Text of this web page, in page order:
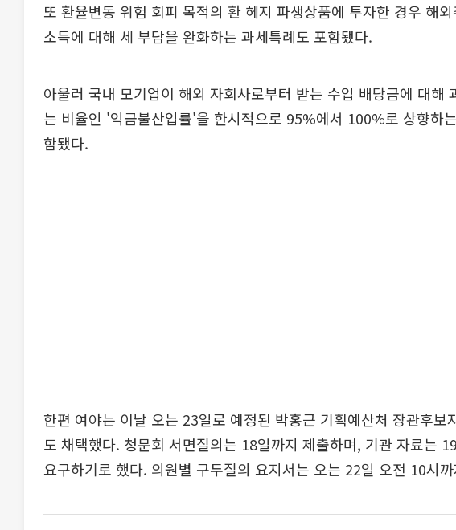
또 환율변동 위험 회피 목적의 환 헤지 파생상품에 투자한 경우 해
소득에 대해 세 부담을 완화하는 과세특례도 포함됐다.
아울러 국내 모기업이 해외 자회사로부터 받는 수입 배당금에 대해
는 비율인 '익금불산입률'을 한시적으로 95%에서 100%로 상향하
함됐다.
한편 여야는 이날 오는 23일로 예정된 박홍근 기획예산처 장관후보
도 채택했다. 청문회 서면질의는 18일까지 제출하며, 기관 자료는
요구하기로 했다. 의원별 구두질의 요지서는 오는 22일 오전 10시